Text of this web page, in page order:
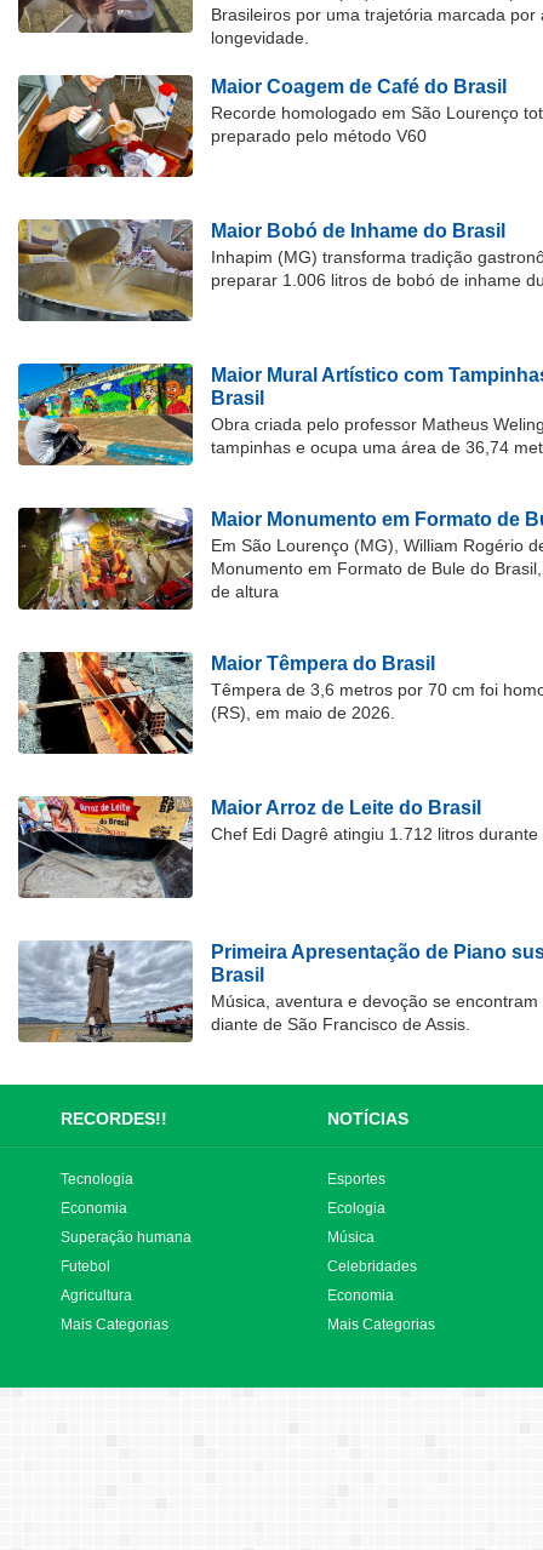
Brasileiros por uma trajetória marcada por
longevidade.
Maior Coagem de Café do Brasil
Recorde homologado em São Lourenço
preparado pelo método V60
Maior Bobó de Inhame do Brasil
Inhapim (MG) transforma tradição
preparar 1.006 litros de bobó de inhame
Maior Mural Artístico com
Brasil
Obra criada pelo professor Matheus
tampinhas e ocupa uma área de 36,74
Maior Monumento em Formato de
Em São Lourenço (MG), William Rogério
Monumento em Formato de Bule do
de altura
Maior Têmpera do Brasil
Têmpera de 3,6 metros por 70 cm foi
(RS), em maio de 2026.
Maior Arroz de Leite do Brasil
Chef Edi Dagrê atingiu 1.712 litros
Primeira Apresentação de Piano
Brasil
Música, aventura e devoção se
diante de São Francisco de Assis.
RECORDES!! NOTÍCIAS
Tecnologia
Economia
Superação humana
Futebol
Agricultura
Mais Categorias
Esportes
Ecologia
Música
Celebridades
Economia
Mais Categorias